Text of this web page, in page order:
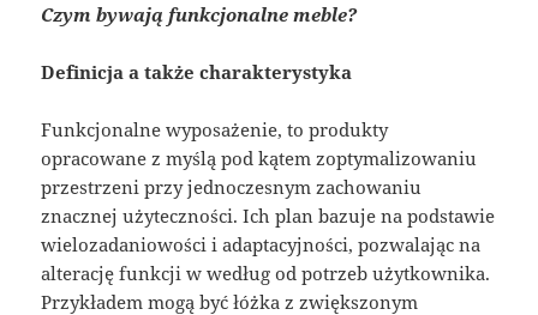
Czym bywają funkcjonalne meble?
Definicja a także charakterystyka
Funkcjonalne wyposażenie, to produkty
opracowane z myślą pod kątem zoptymalizowaniu
przestrzeni przy jednoczesnym zachowaniu
znacznej użyteczności. Ich plan bazuje na podstawie
wielozadaniowości i adaptacyjności, pozwalając na
alterację funkcji w według od potrzeb użytkownika.
Przykładem mogą być łóżka z zwiększonym